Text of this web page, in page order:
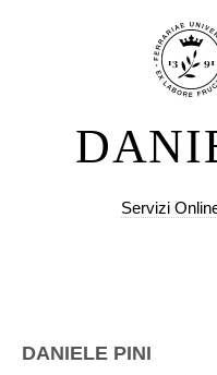
Servizi
DANIELE PINI